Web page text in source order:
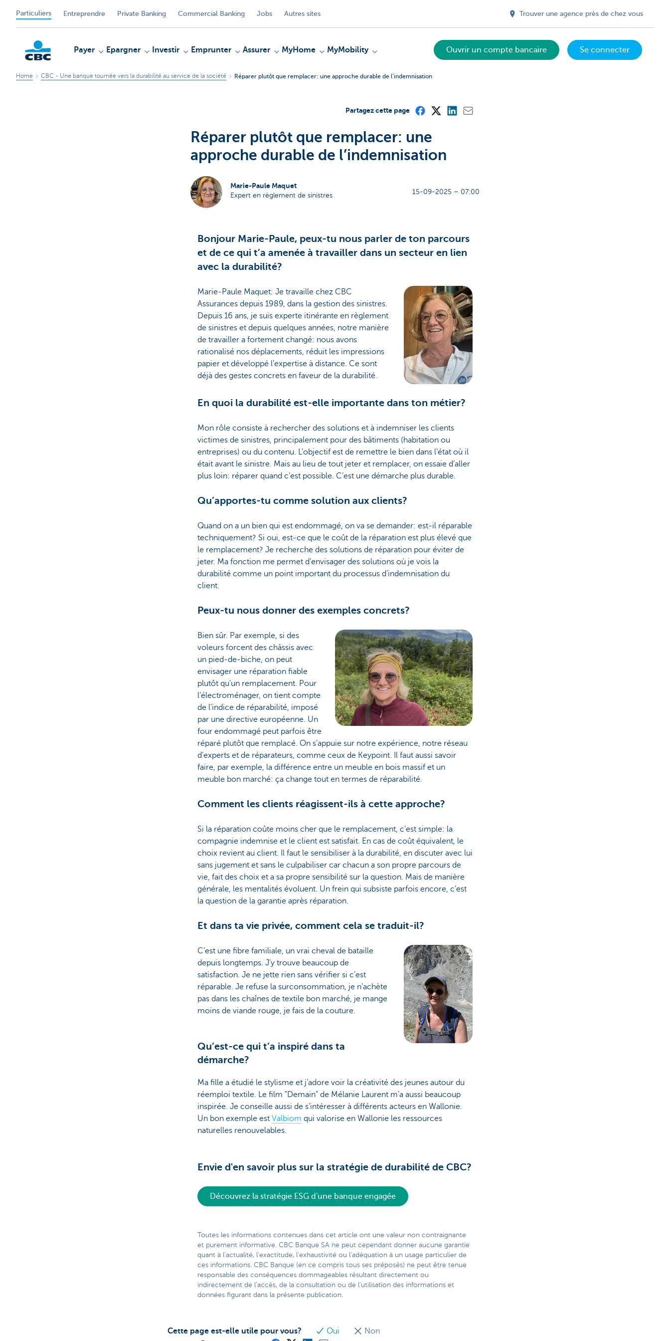
Particuliers Entreprendre Private Banking Commercial Banking Jobs Autres sites Trouver une agence près de chez vous
Payer Epargner Investir Emprunter Assurer MyHome MyMobility Ouvrir un compte bancaire Se connecter
Home CBC - Une banque tournée vers la durabilité au service de la société Réparer plutôt que remplacer: une approche durable de l’indemnisation
Partagez cette page
Réparer plutôt que remplacer: une
approche durable de l’indemnisation
Marie-Paule Maquet
Expert en règlement de sinistres 15-09-2025 – 07:00
Bonjour Marie-Paule, peux-tu nous parler de ton parcours
et de ce qui t’a amenée à travailler dans un secteur en lien
avec la durabilité?
Marie-Paule Maquet: Je travaille chez CBC
Assurances depuis 1989, dans la gestion des sinistres.
Depuis 16 ans, je suis experte itinérante en règlement
de sinistres et depuis quelques années, notre manière
de travailler a fortement changé: nous avons
rationalisé nos déplacements, réduit les impressions
papier et développé l’expertise à distance. Ce sont
déjà des gestes concrets en faveur de la durabilité.
En quoi la durabilité est-elle importante dans ton métier?
Mon rôle consiste à rechercher des solutions et à indemniser les clients
victimes de sinistres, principalement pour des bâtiments (habitation ou
entreprises) ou du contenu. L’objectif est de remettre le bien dans l’état où il
était avant le sinistre. Mais au lieu de tout jeter et remplacer, on essaie d’aller
plus loin: réparer quand c’est possible. C’est une démarche plus durable.
Qu’apportes-tu comme solution aux clients?
Quand on a un bien qui est endommagé, on va se demander: est-il réparable
techniquement? Si oui, est-ce que le coût de la réparation est plus élevé que
le remplacement? Je recherche des solutions de réparation pour éviter de
jeter. Ma fonction me permet d’envisager des solutions où je vois la
durabilité comme un point important du processus d’indemnisation du
client.
Peux-tu nous donner des exemples concrets?
Bien sûr. Par exemple, si des
voleurs forcent des châssis avec
un pied-de-biche, on peut
envisager une réparation fiable
plutôt qu’un remplacement. Pour
l’électroménager, on tient compte
de l’indice de réparabilité, imposé
par une directive européenne. Un
four endommagé peut parfois être
réparé plutôt que remplacé. On s’appuie sur notre expérience, notre réseau
d’experts et de réparateurs, comme ceux de Keypoint. Il faut aussi savoir
faire, par exemple, la différence entre un meuble en bois massif et un
meuble bon marché: ça change tout en termes de réparabilité.
Comment les clients réagissent-ils à cette approche?
Si la réparation coûte moins cher que le remplacement, c’est simple: la
compagnie indemnise et le client est satisfait. En cas de coût équivalent, le
choix revient au client. Il faut le sensibiliser à la durabilité, en discuter avec lui
sans jugement et sans le culpabiliser car chacun a son propre parcours de
vie, fait des choix et a sa propre sensibilité sur la question. Mais de manière
générale, les mentalités évoluent. Un frein qui subsiste parfois encore, c’est
la question de la garantie après réparation.
Et dans ta vie privée, comment cela se traduit-il?
C’est une fibre familiale, un vrai cheval de bataille
depuis longtemps. J’y trouve beaucoup de
satisfaction. Je ne jette rien sans vérifier si c’est
réparable. Je refuse la surconsommation, je n’achète
pas dans les chaînes de textile bon marché, je mange
moins de viande rouge, je fais de la couture.
Qu’est-ce qui t’a inspiré dans ta
démarche?
Ma fille a étudié le stylisme et j’adore voir la créativité des jeunes autour du
réemploi textile. Le film "Demain" de Mélanie Laurent m’a aussi beaucoup
inspirée. Je conseille aussi de s’intéresser à différents acteurs en Wallonie.
Un bon exemple est Valbiom qui valorise en Wallonie les ressources
naturelles renouvelables.
Envie d'en savoir plus sur la stratégie de durabilité de CBC?
Découvrez la stratégie ESG d'une banque engagée
Toutes les informations contenues dans cet article ont une valeur non contraignante
et purement informative. CBC Banque SA ne peut cependant donner aucune garantie
quant à l'actualité, l'exactitude, l'exhaustivité ou l'adéquation à un usage particulier de
ces informations. CBC Banque (en ce compris tous ses préposés) ne peut être tenue
responsable des conséquences dommageables résultant directement ou
indirectement de l’accès, de la consultation ou de l’utilisation des informations et
données figurant dans la présente publication.
Cette page est-elle utile pour vous? Oui Non